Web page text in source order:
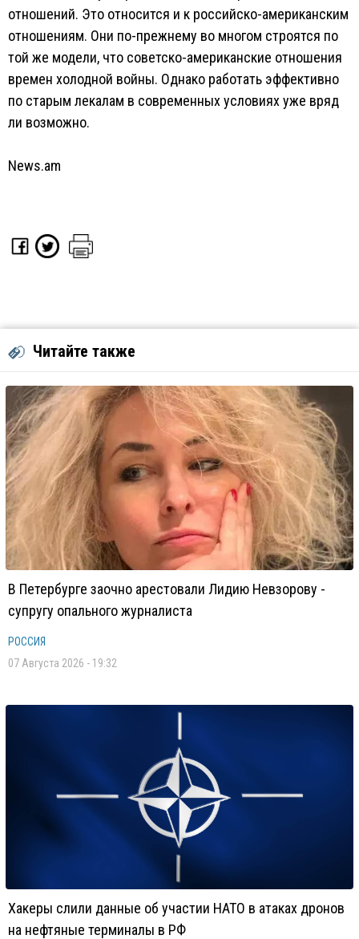
отношений. Это относится и к российско-американским
отношениям. Они по-прежнему во многом строятся по
той же модели, что советско-американские отношения
времен холодной войны. Однако работать эффективно
по старым лекалам в современных условиях уже вряд
ли возможно.
News.am
Читайте также
В Петербурге заочно арестовали Лидию Невзорову -
супругу опального журналиста
РОССИЯ
07 Августа 2026 - 19:32
Хакеры слили данные об участии НАТО в атаках дронов
на нефтяные терминалы в РФ